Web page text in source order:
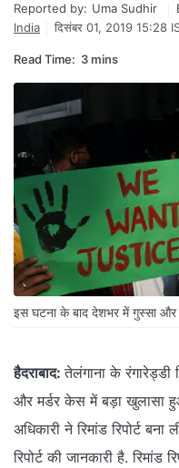
Reported by: Uma Sudhir
India
दिसंबर 01, 2019 15:28
Read Time: 3 mins
इस घटना के बाद देशभर में गुस्सा
हैदराबाद: तेलंगाना के
और मर्डर केस में बड़ा खुलासा
अधिकारी ने रिमांड रिपोर्ट
रिपोर्ट की जानकारी है. रिमांड